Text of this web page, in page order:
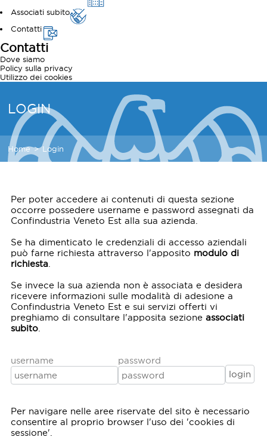
Associati subito
Contatti
Contatti
Dove siamo
Policy sulla privacy
Utilizzo dei cookies
LOGIN
Home Login
Per poter accedere ai contenuti di questa sezione
occorre possedere username e password assegnati da
Confindustria Veneto Est alla sua azienda.
Se ha dimenticato le credenziali di accesso aziendali
può farne richiesta attraverso l'apposito modulo di
richiesta.
Se invece la sua azienda non è associata e desidera
ricevere informazioni sulle modalità di adesione a
Confindustria Veneto Est e sui servizi offerti vi
preghiamo di consultare l'apposita sezione associati
subito.
username password
Per navigare nelle aree riservate del sito è necessario
consentire al proprio browser l'uso dei 'cookies di
sessione'.